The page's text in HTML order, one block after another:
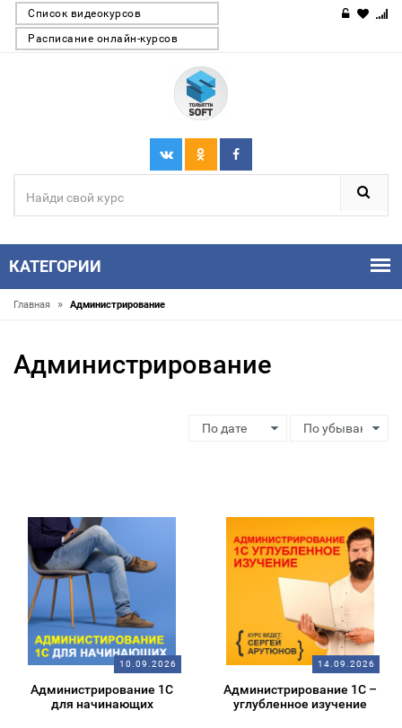
Список видеокурсов
Расписание онлайн-курсов
КАТЕГОРИИ
Главная » Администрирование
Администрирование
10.09.2026
Администрирование 1С
для начинающих
14.09.2026
Администрирование 1С –
углубленное изучение